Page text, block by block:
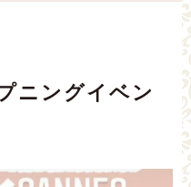
ニングイベン